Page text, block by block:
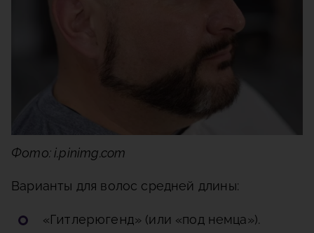
Фото: i.pinimg.com
Варианты для волос средней длины:
«Гитлерюгенд» (или «под немца»).